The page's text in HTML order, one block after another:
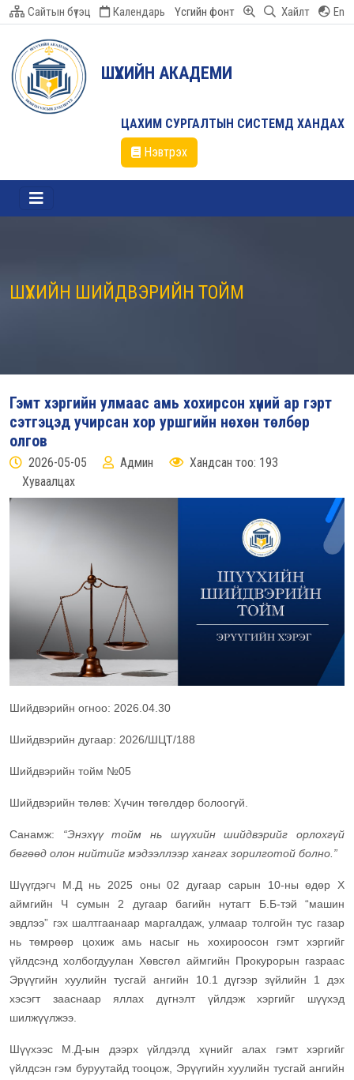
Сайтын бүтэц Календарь Үсгийн фонт Хайлт En
ШҮҮХИЙН АКАДЕМИ
ЦАХИМ СУРГАЛТЫН СИСТЕМД ХАНДАХ
Нэвтрэх
ШҮҮХИЙН ШИЙДВЭРИЙН ТОЙМ
Гэмт хэргийн улмаас амь хохирсон хүний ар гэрт
сэтгэцэд учирсан хор уршгийн нөхөн төлбөр
олгов
2026-05-05 Админ
Хандсан тоо: 193
Хуваалцах
Шийдвэрийн огноо: 2026.04.30
Шийдвэрийн дугаар: 2026/ШЦТ/188
Шийдвэрийн тойм №05
Шийдвэрийн төлөв: Хүчин төгөлдөр болоогүй.
Санамж: “Энэхүү тойм нь шүүхийн шийдвэрийг орлохгүй
бөгөөд олон нийтийг мэдээллээр хангах зорилготой болно.”
Шүүгдэгч М.Д нь 2025 оны 02 дугаар сарын 10-ны өдөр Х
аймгийн Ч сумын 2 дугаар багийн нутагт Б.Б-тэй “машин
эвдлээ” гэх шалтгаанаар маргалдаж, улмаар толгойн тус газар
нь төмрөөр цохиж амь насыг нь хохироосон гэмт хэргийг
үйлдсэнд холбогдуулан Хөвсгөл аймгийн Прокурорын газраас
Эрүүгийн хуулийн тусгай ангийн 10.1 дүгээр зүйлийн 1 дэх
хэсэгт зааснаар яллах дүгнэлт үйлдэж хэргийг шүүхэд
шилжүүлжээ.
Шүүхээс М.Д-ын дээрх үйлдэлд хүнийг алах гэмт хэргийг
үйлдсэн гэм буруутайд тооцож, Эрүүгийн хуулийн тусгай ангийн